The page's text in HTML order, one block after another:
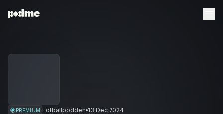
PREMIUM Fotballpodden 13 Dec 2024